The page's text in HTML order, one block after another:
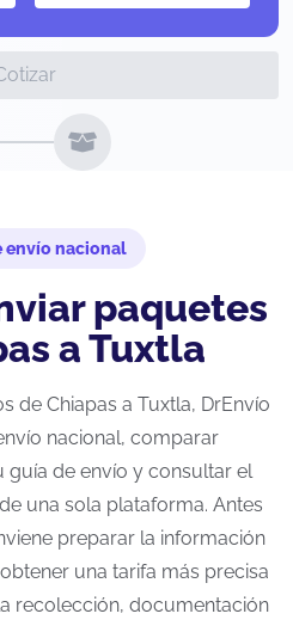
envío nacional
paquetes
a Tuxtla
de Chiapas a Tuxtla, DrEnvío
nacional, comparar
guía de envío y consultar el
una sola plataforma. Antes
preparar la información
una tarifa más precisa
recolección, documentación